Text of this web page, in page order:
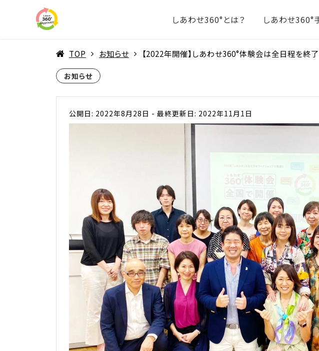
しあわせ360°とは？ しあわせ360°
TOP お知らせ 【2022年開催】しあわせ360°体験会は全日程を終了
お知らせ
公開日: 2022年8月28日 - 最終更新日: 2022年11月1日